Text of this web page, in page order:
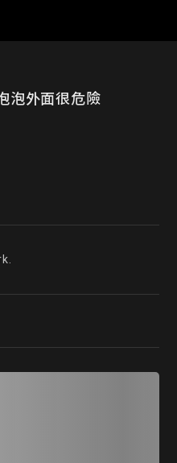
泡外面很危險